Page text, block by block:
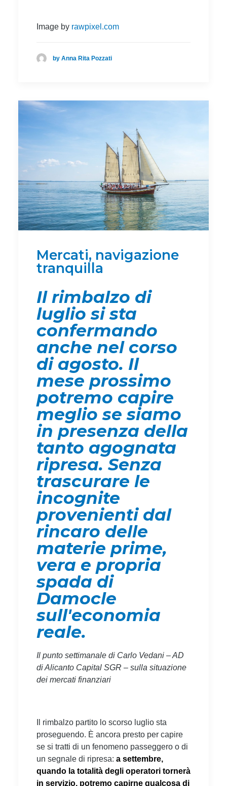
Image by rawpixel.com
by Anna Rita Pozzati
Mercati, navigazione
tranquilla
Il rimbalzo di
luglio si sta
confermando
anche nel corso
di agosto. Il
mese prossimo
potremo capire
meglio se siamo
in presenza della
tanto agognata
ripresa. Senza
trascurare le
incognite
provenienti dal
rincaro delle
materie prime,
vera e propria
spada di
Damocle
sull'economia
reale.
Il punto settimanale di Carlo Vedani – AD
di Alicanto Capital SGR – sulla situazione
dei mercati finanziari
Il rimbalzo partito lo scorso luglio sta
proseguendo. È ancora presto per capire
se si tratti di un fenomeno passeggero o di
un segnale di ripresa: a settembre,
quando la totalità degli operatori tornerà
in servizio, potremo capirne qualcosa di